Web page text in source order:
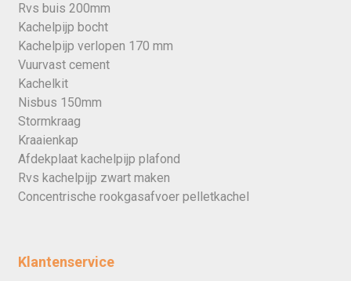
Rvs buis 200mm
Kachelpijp bocht
Kachelpijp verlopen 170 mm
Vuurvast cement
Kachelkit
Nisbus 150mm
Stormkraag
Kraaienkap
Afdekplaat kachelpijp plafond
Rvs kachelpijp zwart maken
Concentrische rookgasafvoer pelletkachel
Klantenservice